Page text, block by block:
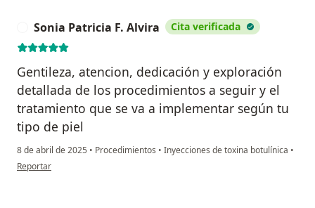
Sonia Patricia F. Alvira Cita verificada
Gentileza, atencion, dedicación y exploración
detallada de los procedimientos a seguir y el
tratamiento que se va a implementar según tu
tipo de piel
8 de abril de 2025 • Procedimientos • Inyecciones de toxina botulínica •
en opinión del usuario Sonia Patricia F. Alvira
Reportar